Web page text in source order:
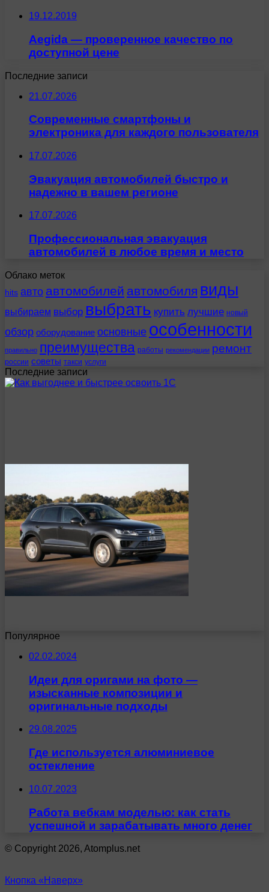
19.12.2019
Aegida — проверенное качество по
доступной цене
Последние записи
21.07.2026
Современные смартфоны и
электроника для каждого пользователя
17.07.2026
Эвакуация автомобилей быстро и
надежно в вашем регионе
17.07.2026
Профессиональная эвакуация
автомобилей в любое время и место
Облако меток
hits авто автомобилей автомобиля виды
выбираем выбор выбрать купить лучшие новый
обзор оборудование основные особенности
правильно преимущества работы рекомендации ремонт
россии советы такси услуги
Последние записи
Популярное
02.02.2024
Идеи для оригами на фото —
изысканные композиции и
оригинальные подходы
29.08.2025
Где используется алюминиевое
остекление
10.07.2023
Работа вебкам моделью: как стать
успешной и зарабатывать много денег
© Copyright 2026, Atomplus.net
Кнопка «Наверх»